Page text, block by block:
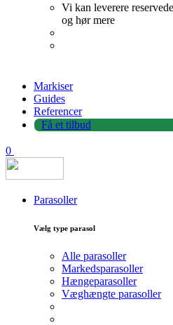
Vi kan leverere
og hør mere
Markiser
Guides
Referencer
Få et tilbud
0
Parasoller
Vælg type parasol
Alle parasoller
Markedsparasoller
Hængeparasoller
Væghængte parasoller